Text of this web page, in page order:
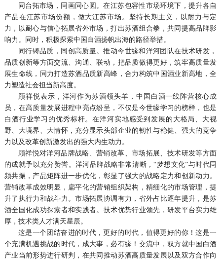
同台拓市场，同画同心圆。在江苏包容性市场环境下，提升各自
产品在江苏市场份额，做大江苏市场。坚持长期主义，以耐力与定
力，以耐心与信心拓展省外市场，打出苏酒组合拳，共同提高品牌影
响力。同时，积极探索中国白酒扬帆出海的路径举措。
同行铸品质，同创高质量。推动今世缘和洋河团队在技术研发，
品质创新等方面交流、沟通、联动，把品质做得更好，筑牢高质量发
展生命线，同力打造苏酒品质新高峰，合力构筑中国酒业新高地，全
力塑造社会担当新高度。
顾祥悦表示，洋河作为苏酒领头羊，中国白酒一线阵营核心成
员，在高质量发展进程中亮点纷呈，不仅是今世缘学习的榜样，也是
白酒行业学习的优秀标杆。在洋河实地感受到发展的大格局、大视
野、大境界、大情怀，充分显示头部企业的韧性与稳健、强大的竞争
力以及改革创新激发出的强大内生动力。
顾祥悦对洋河品牌战略、营销改革、市场拓展、技术研发等方面
的成就予以充分赞誉。洋河品牌战略非常清晰，“梦想文化”与时代同
频共振，产品矩阵进一步优化，彰显了强大的战略定力和创新动力。
营销改革成效明显，扁平化的营销组织架构，精细化的市场管理，提
升了执行力和战斗力。市场拓展协调有力，省外占比逐年提升，是苏
酒全国化成功探索者和实践者。技术优势行业领先，研发平台实力雄
厚，技术类人才满天星辰。
这是一个团结奋进的时代，更好的时代，值得更好的你！这是一
个充满机遇挑战的时代，成大事，必有缘！交流中，双方就中国白酒
产业当前形势进行研判，在共同推动苏酒高质量发展以及双方合作向